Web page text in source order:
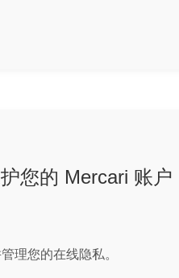
您的 Mercari 账户
理您的在线隐私。